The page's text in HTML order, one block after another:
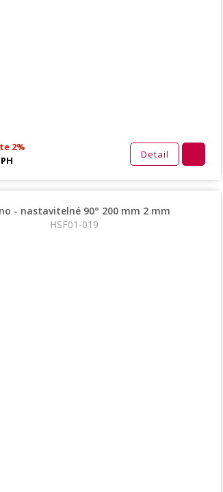
2%
Detail
- nastavitelné 90° 200 mm 2 mm
HSF01-019